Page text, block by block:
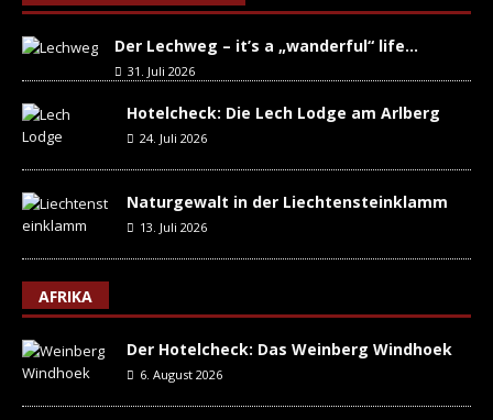
Der Lechweg – it’s a „wanderful“ life…
31. Juli 2026
Hotelcheck: Die Lech Lodge am Arlberg
24. Juli 2026
Naturgewalt in der Liechtensteinklamm
13. Juli 2026
AFRIKA
Der Hotelcheck: Das Weinberg Windhoek
6. August 2026